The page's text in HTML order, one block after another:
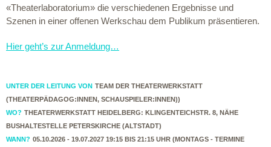
«Theaterlaboratorium» die verschiedenen Ergebnisse und
Szenen in einer offenen Werkschau dem Publikum präsentieren.
Hier geht’s zur Anmeldung…
UNTER DER LEITUNG VON TEAM DER THEATERWERKSTATT
(THEATERPÄDAGOG:INNEN, SCHAUSPIELER:INNEN))
WO? THEATERWERKSTATT HEIDELBERG: KLINGENTEICHSTR. 8, NÄHE
BUSHALTESTELLE PETERSKIRCHE (ALTSTADT)
WANN? 05.10.2026 - 19.07.2027 19:15 BIS 21:15 UHR (MONTAGS - TERMINE